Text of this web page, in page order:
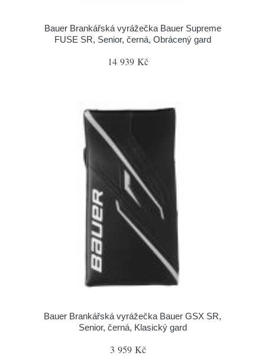
Bauer Brankářská vyrážečka Bauer Supreme
FUSE SR, Senior, černá, Obrácený gard
14 939 Kč
Bauer Brankářská vyrážečka Bauer GSX SR,
Senior, černá, Klasický gard
3 959 Kč